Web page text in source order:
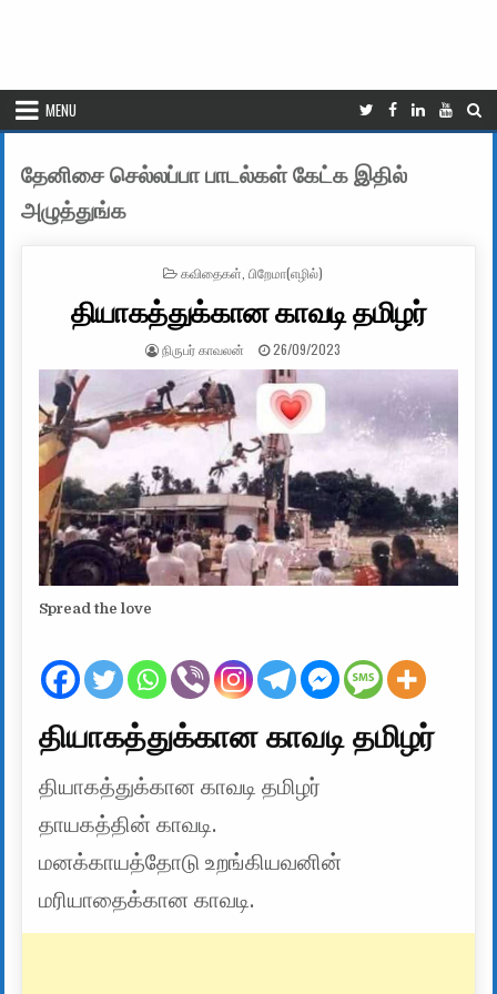
MENU
தேனிசை செல்லப்பா பாடல்கள் கேட்க இதில்
அழுத்துங்க
POSTED IN
கவிதைகள் பிறேமா(எழில்)
தியாகத்துக்கான காவடி தமிழர்
AUTHOR:
நிருபர் காவலன் PUBLISHED DATE:
26/09/2023
Spread the love
தியாகத்துக்கான காவடி தமிழர்
தியாகத்துக்கான காவடி தமிழர்
தாயகத்தின் காவடி.
மனக்காயத்தோடு உறங்கியவனின்
மரியாதைக்கான காவடி.